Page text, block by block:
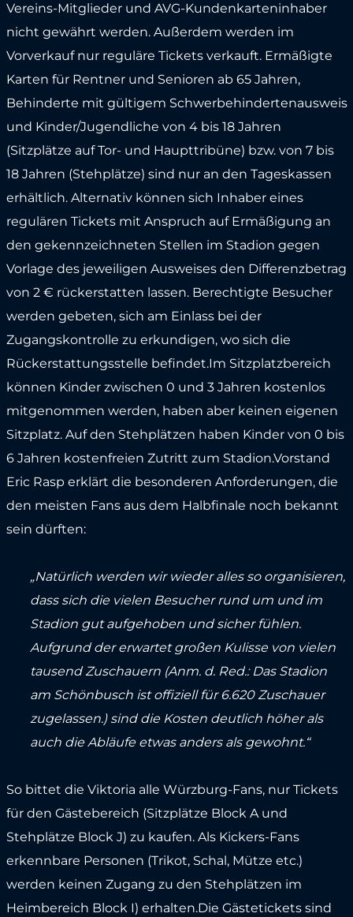
Vereins-Mitglieder und AVG-Kundenkarteninhaber
nicht gewährt werden. Außerdem werden im
Vorverkauf nur reguläre Tickets verkauft. Ermäßigte
Karten für Rentner und Senioren ab 65 Jahren,
Behinderte mit gültigem Schwerbehindertenausweis
und Kinder/Jugendliche von 4 bis 18 Jahren
(Sitzplätze auf Tor- und Haupttribüne) bzw. von 7 bis
18 Jahren (Stehplätze) sind nur an den Tageskassen
erhältlich. Alternativ können sich Inhaber eines
regulären Tickets mit Anspruch auf Ermäßigung an
den gekennzeichneten Stellen im Stadion gegen
Vorlage des jeweiligen Ausweises den Differenzbetrag
von 2 € rückerstatten lassen. Berechtigte Besucher
werden gebeten, sich am Einlass bei der
Zugangskontrolle zu erkundigen, wo sich die
Rückerstattungsstelle befindet.Im Sitzplatzbereich
können Kinder zwischen 0 und 3 Jahren kostenlos
mitgenommen werden, haben aber keinen eigenen
Sitzplatz. Auf den Stehplätzen haben Kinder von 0 bis
6 Jahren kostenfreien Zutritt zum Stadion.Vorstand
Eric Rasp erklärt die besonderen Anforderungen, die
den meisten Fans aus dem Halbfinale noch bekannt
sein dürften:
„Natürlich werden wir wieder alles so organisieren,
dass sich die vielen Besucher rund um und im
Stadion gut aufgehoben und sicher fühlen.
Aufgrund der erwartet großen Kulisse von vielen
tausend Zuschauern (Anm. d. Red.: Das Stadion
am Schönbusch ist offiziell für 6.620 Zuschauer
zugelassen.) sind die Kosten deutlich höher als
auch die Abläufe etwas anders als gewohnt.“
So bittet die Viktoria alle Würzburg-Fans, nur Tickets
für den Gästebereich (Sitzplätze Block A und
Stehplätze Block J) zu kaufen. Als Kickers-Fans
erkennbare Personen (Trikot, Schal, Mütze etc.)
werden keinen Zugang zu den Stehplätzen im
Heimbereich Block I) erhalten.Die Gästetickets sind